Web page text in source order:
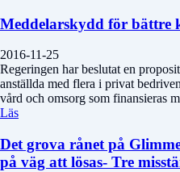
Meddelarskydd för bättre
2016-11-25
Regeringen har beslutat en
anställda med flera i privat
vård och omsorg som finansieras
Läs
Det grova rånet på
på väg att lösas- Tre